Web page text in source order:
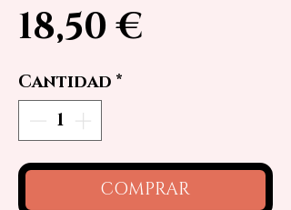
18,50 €
Cantidad *
COMPRAR